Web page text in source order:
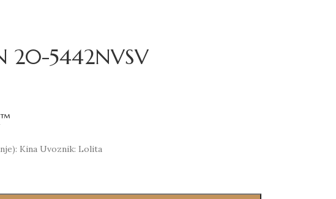
20-5442NVSV
Kina Uvoznik: Lolita